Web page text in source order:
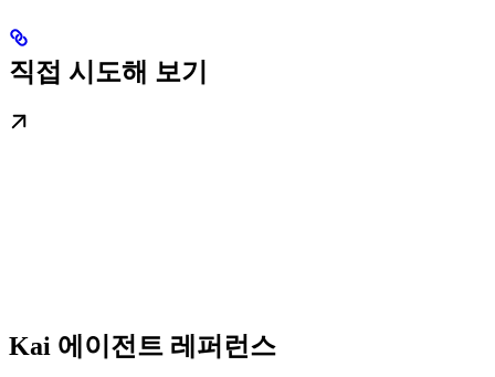
직접 시도해 보기
Kai 에이전트 레퍼런스